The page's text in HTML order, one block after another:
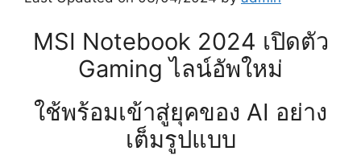
MSI Notebook 2024 เปิดตัว
Gaming ไลน์อัพใหม่
ใช้พร้อมเข้าสู่ยุคของ AI อย่าง
เต็มรูปแบบ